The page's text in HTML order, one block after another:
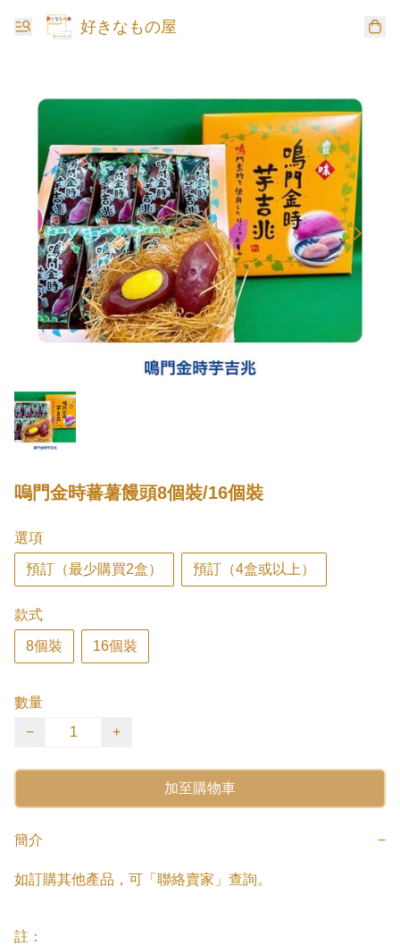
好きなもの屋
嗚門金時蕃薯饅頭8個裝/16個裝
選項
預訂（最少購買2盒） 預訂（4盒或以上）
款式
8個裝 16個裝
數量
−
+
加至購物車
簡介 −
如訂購其他產品，可「聯絡賣家」查詢。
註：